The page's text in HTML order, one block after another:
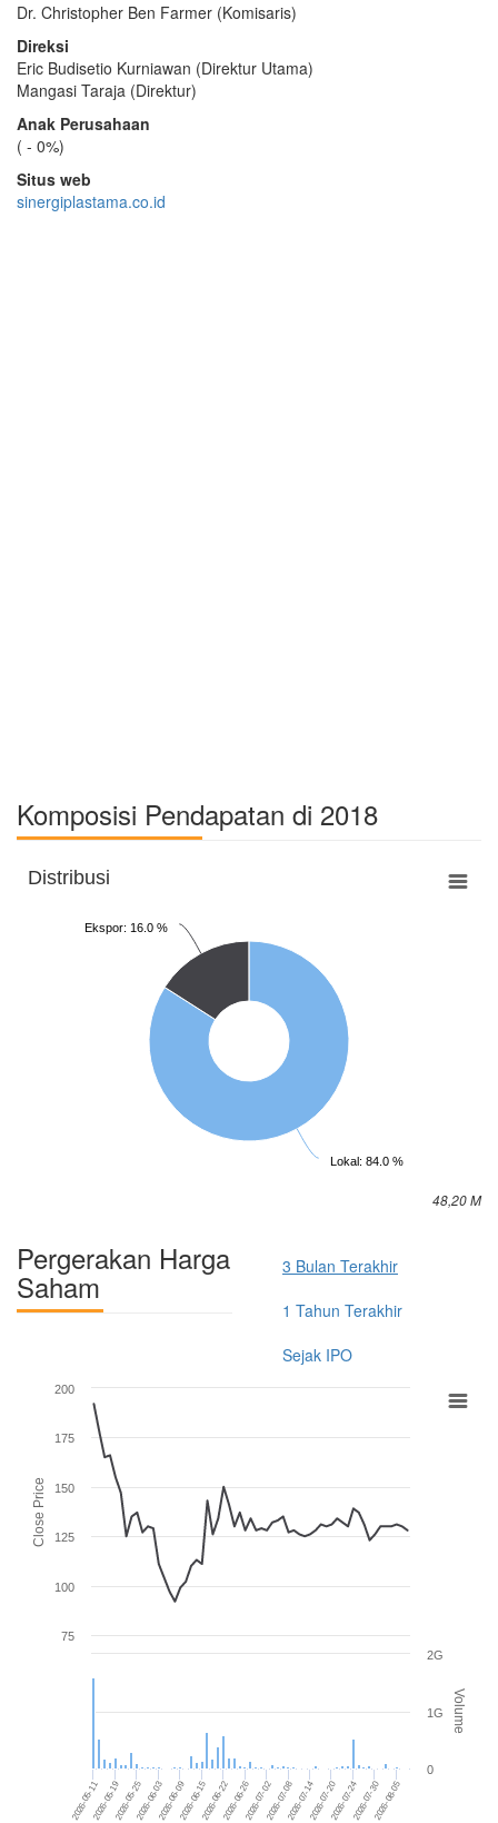
Dr. Christopher Ben Farmer (Komisaris)
Direksi
Eric Budisetio Kurniawan (Direktur Utama)
Mangasi Taraja (Direktur)
Anak Perusahaan
( - 0%)
Situs web
sinergiplastama.co.id
Komposisi Pendapatan di 2018
Distribusi
Lokal: 84.0 %
Ekspor: 16.0 %
48,20 M
Pergerakan Harga
Saham
3 Bulan Terakhir
1 Tahun Terakhir
Sejak IPO
Close Price
Volume
2026-05-11 2026-06-03 2026-06-22 2026-07-08 2026-07-24
2026-05-192026-05-25 2026-06-092026-06-15 2026-06-262026-07-02 2026-07-142026-07-20 2026-07-302026-08-05
75
100
125
150
175
200
0
1G
2G